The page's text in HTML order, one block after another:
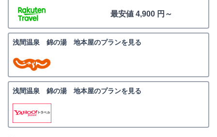
最安値 4,900 円～
浅間温泉 錦の湯 地本屋のプランを見る
浅間温泉 錦の湯 地本屋のプランを見る